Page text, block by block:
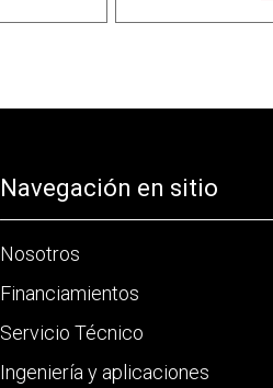
Navegación en sitio
Nosotros
Financiamientos
Servicio Técnico
Ingeniería y aplicaciones